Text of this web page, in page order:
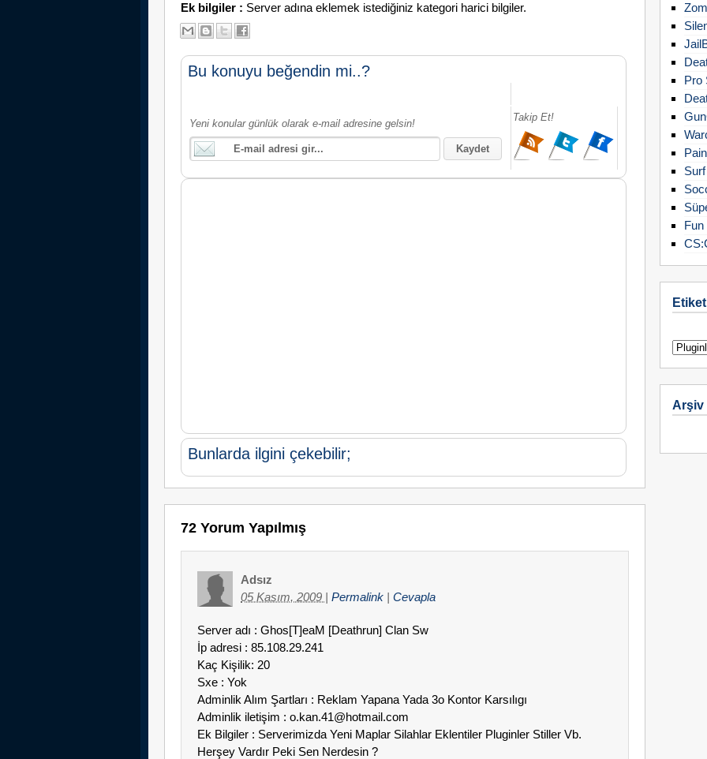
Ek bilgiler : Server adına eklemek istediğiniz kategori harici bilgiler.
Bu konuyu beğendin mi..?
Yeni konular günlük olarak e-mail adresine gelsin!
Takip Et!
Bunlarda ilgini çekebilir;
72 Yorum Yapılmış
Adsız
05 Kasım, 2009 | Permalink | Cevapla
Server adı : Ghos[T]eaM [Deathrun] Clan Sw
İp adresi : 85.108.29.241
Kaç Kişilik: 20
Sxe : Yok
Adminlik Alım Şartları : Reklam Yapana Yada 3o Kontor Karsılıgı
Adminlik iletişim : o.kan.41@hotmail.com
Ek Bilgiler : Serverimizda Yeni Maplar Silahlar Eklentiler Pluginler Stiller Vb.
Herşey Vardır Peki Sen Nerdesin ?
Pro
Arşiv